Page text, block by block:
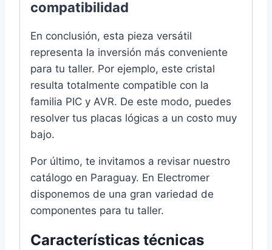
compatibilidad
En conclusión, esta pieza versátil
representa la inversión más conveniente
para tu taller. Por ejemplo, este cristal
resulta totalmente compatible con la
familia PIC y AVR. De este modo, puedes
resolver tus placas lógicas a un costo muy
bajo.
Por último, te invitamos a revisar nuestro
catálogo en Paraguay. En Electromer
disponemos de una gran variedad de
componentes para tu taller.
Características técnicas